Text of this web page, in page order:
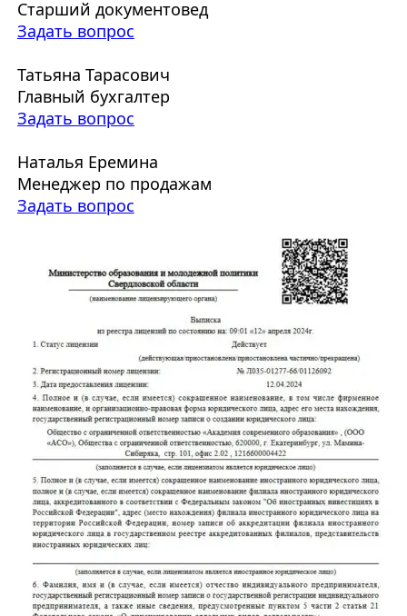
Старший документовед
Задать вопрос
Татьяна Тарасович
Главный бухгалтер
Задать вопрос
Наталья Еремина
Менеджер по продажам
Задать вопрос